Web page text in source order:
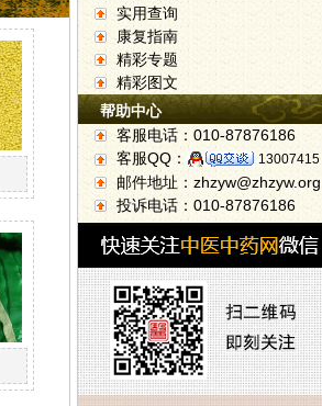
实用查询
康复指南
精彩专题
精彩图文
帮助中心
客服电话：010-87876186
客服QQ：
13007415
邮件地址：zhzyw@zhzyw.org
投诉电话：010-87876186